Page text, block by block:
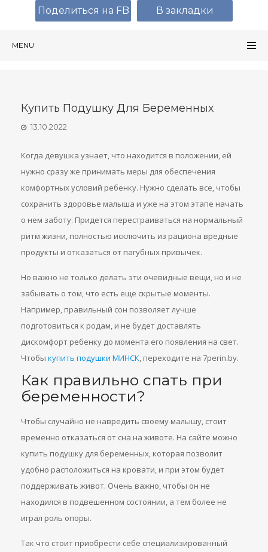
MENU
Купить Подушку Для Беременных
13.10.2022
Когда девушка узнает, что находится в положении, ей
нужно сразу же принимать меры для обеспечения
комфортных условий ребенку. Нужно сделать все, чтобы
сохранить здоровье малыша и уже на этом этапе начать
о нем заботу. Придется перестраиваться на нормальный
ритм жизни, полностью исключить из рациона вредные
продукты и отказаться от пагубных привычек.
Но важно не только делать эти очевидные вещи, но и не
забывать о том, что есть еще скрытые моменты.
Например, правильный сон позволяет лучше
подготовиться к родам, и не будет доставлять
дискомфорт ребенку до момента его появления на свет.
Чтобы купить подушки МИНСК, переходите на 7perin.by.
Как правильно спать при
беременности?
Чтобы случайно не навредить своему малышу, стоит
временно отказаться от сна на животе. На сайте можно
купить подушку для беременных, которая позволит
удобно расположиться на кровати, и при этом будет
поддерживать живот. Очень важно, чтобы он не
находился в подвешенном состоянии, а тем более не
играл роль опоры.
Так что стоит приобрести себе специализированный
Поделиться на FB В закладки